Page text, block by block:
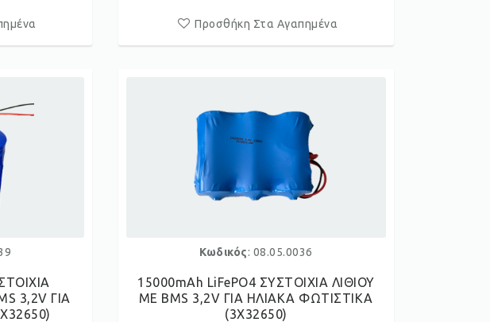
Προσθήκη Στα Αγαπημένα
3,2V ΓΙΑ
Κωδικός: 08.05.0036
15000mAh LiFePO4 ΣΥΣΤΟΙΧΙΑ ΛΙΘΙΟΥ
ΜΕ BMS 3,2V ΓΙΑ ΗΛΙΑΚΑ ΦΩΤΙΣΤΙΚΑ
(3X32650)